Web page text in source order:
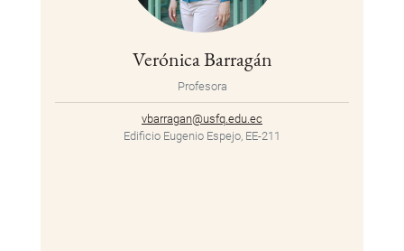
Verónica Barragán
Profesora
vbarragan@usfq.edu.ec
Edificio Eugenio Espejo, EE-211